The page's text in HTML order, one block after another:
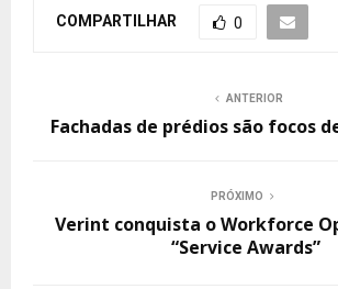
COMPARTILHAR 0
ANTERIOR
Fachadas de prédios são focos
PRÓXIMO
Verint conquista o Workforce
“Service Awards”